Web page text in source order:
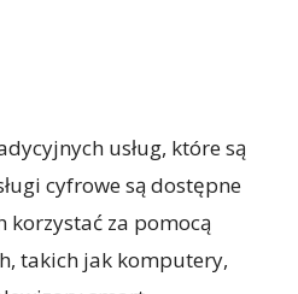
usług, które są
cyfrowe są dostępne
za pomocą
takich jak komputery,